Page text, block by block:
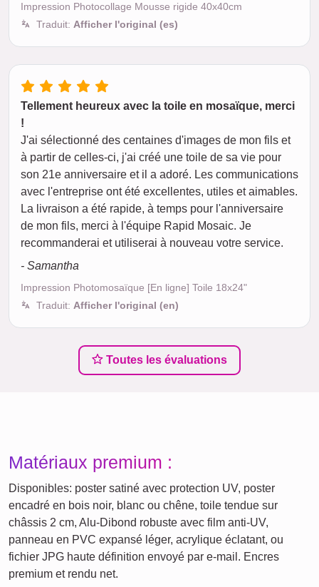
Impression Photocollage Mousse rigide 40x40cm
Traduit: Afficher l'original (es)
Tellement heureux avec la toile en mosaïque, merci
!
J'ai sélectionné des centaines d'images de mon fils et
à partir de celles-ci, j'ai créé une toile de sa vie pour
son 21e anniversaire et il a adoré. Les communications
avec l'entreprise ont été excellentes, utiles et aimables.
La livraison a été rapide, à temps pour l'anniversaire
de mon fils, merci à l'équipe Rapid Mosaic. Je
recommanderai et utiliserai à nouveau votre service.
- Samantha
Impression Photomosaïque [En ligne] Toile 18x24"
Traduit: Afficher l'original (en)
Toutes les évaluations
Matériaux premium :
Disponibles: poster satiné avec protection UV, poster
encadré en bois noir, blanc ou chêne, toile tendue sur
châssis 2 cm, Alu-Dibond robuste avec film anti-UV,
panneau en PVC expansé léger, acrylique éclatant, ou
fichier JPG haute définition envoyé par e-mail. Encres
premium et rendu net.